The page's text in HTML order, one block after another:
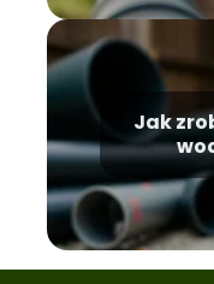
Jak